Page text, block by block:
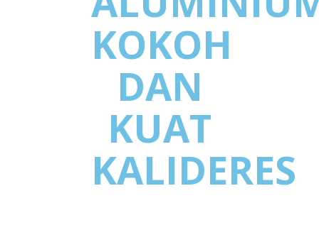
KOKOH
DAN
KUAT
KALIDERES